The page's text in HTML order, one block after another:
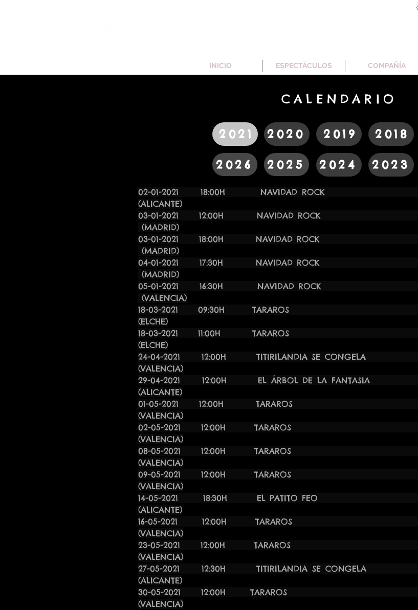
INICIO ESPECTÁCULOS COMPAÑÍA
CALENDARIO
2021 2020 2019 2018
2026 2025 2024 2023
02-01-2021 18:00H NAVIDAD ROCK
(ALICANTE)
03-01-2021 12:00H NAVIDAD
(MADRID)
03-01-2021 18:00H NAVIDAD
(MADRID)
04-01-2021 17:30H NAVIDAD
(MADRID)
05-01-2021 16:30H NAVIDAD
(VALENCIA)
18-03-2021 09:30H TARAROS CP
(ELCHE)
18-03-2021 11:00H TARAROS CP
(ELCHE)
24-04-2021 12:00H TITIRILANDIA SE
(VALENCIA)
29-04-2021 12:00H EL ÁRBOL DE LA
(ALICANTE)
01-05-2021 12:00H
(VALENCIA)
02-05-2021 12:00H
(VALENCIA)
08-05-2021 12:00H
(VALENCIA)
09-05-2021 12:00H
(VALENCIA)
14-05-2021 18:30H EL PATITO
(ALICANTE)
16-05-2021 12:00H
(VALENCIA)
23-05-2021 12:00H
(VALENCIA)
27-05-2021 12:30H TITIRILANDIA SE
(ALICANTE)
30-05-2021 12:00H
(VALENCIA)